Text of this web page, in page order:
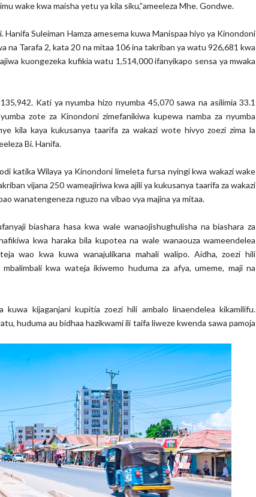
wake kwa maisha yetu ya kila siku,”ameeleza Mhe. Gondwe.
Suleiman Hamza amesema kuwa Manispaa hiyo ya Kinondoni
na Tarafa 2, kata 20 na mitaa 106 ina takriban ya watu 926,681 kwa
kuongezeka kufikia watu 1,514,000 ifanyikapo sensa ya mwaka
Kati ya nyumba hizo nyumba 45,070 sawa na asilimia 33.1
zote za Kinondoni zimefanikiwa kupewa namba za nyumba
kila kaya kukusanya taarifa za wakazi wote hivyo zoezi zima la
Bi. Hanifa.
katika Wilaya ya Kinondoni limeleta fursa nyingi kwa wakazi wake
vijana 250 wameajiriwa kwa ajili ya kukusanya taarifa za wakazi
wanatengeneza nguzo na vibao vya majina ya mitaa.
biashara hasa kwa wale wanaojishughulisha na biashara za
kwa haraka bila kupotea na wale wanaouza wameendelea
wao kwa kuwa wanajulikana mahali walipo. Aidha, zoezi hili
kwa wateja ikiwemo huduma za afya, umeme, maji na
kijaganjani kupitia zoezi hili ambalo linaendelea kikamilifu.
huduma au bidhaa hazikwami ili taifa liweze kwenda sawa pamoja